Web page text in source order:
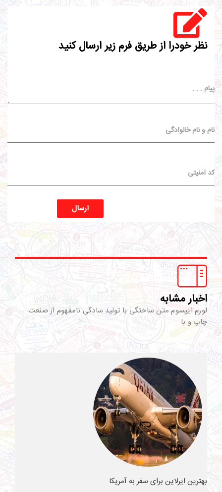
نظر خودرا از طریق فرم زیر ارسال کنید
ارسال
اخبار مشابه
لورم ایپسوم متن ساختگی با تولید سادگی نامفهوم از صنعت
چاپ و با
بهترین ایرلاین برای سفر به آمریکا